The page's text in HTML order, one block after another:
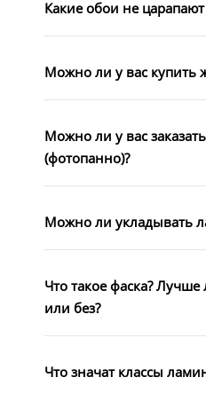
Какие обои не
Можно ли у вас купить
Можно ли у вас
(фотопанно)?
Можно ли укладывать
Что такое фаска?
или без?
Что значат классы